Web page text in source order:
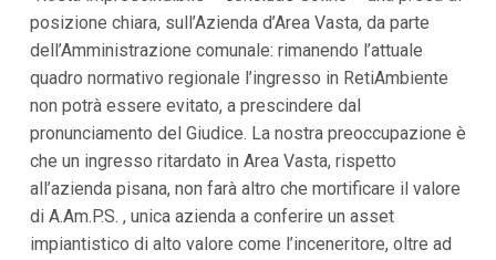
posizione chiara, sull’Azienda d’Area Vasta, da parte
dell’Amministrazione comunale: rimanendo l’attuale
quadro normativo regionale l’ingresso in RetiAmbiente
non potrà essere evitato, a prescindere dal
pronunciamento del Giudice. La nostra preoccupazione è
che un ingresso ritardato in Area Vasta, rispetto
all’azienda pisana, non farà altro che mortificare il valore
di A.Am.P.S. , unica azienda a conferire un asset
impiantistico di alto valore come l’inceneritore, oltre ad